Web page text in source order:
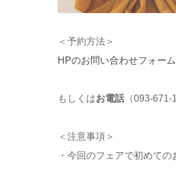
＜予約方法＞
HPのお問い合わせフォーム
もしくはお電話（
＜注意事項＞
・今回のフェアで初めて